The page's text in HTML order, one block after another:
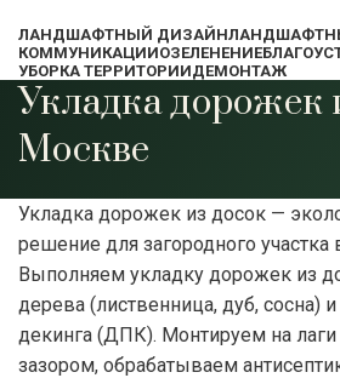
ЛАНДШАФТНЫЙ ДИЗАЙН
КОММУНИКАЦИИОЗЕЛЕНЕНИЕ
УБОРКА ТЕРРИТОРИИДЕМОНТАЖ
Укладка дорожек
Москве
Укладка дорожек из досок —
решение для загородного участка
Выполняем укладку дорожек из
дерева (лиственница, дуб, сосна)
декинга (ДПК). Монтируем на
зазором, обрабатываем